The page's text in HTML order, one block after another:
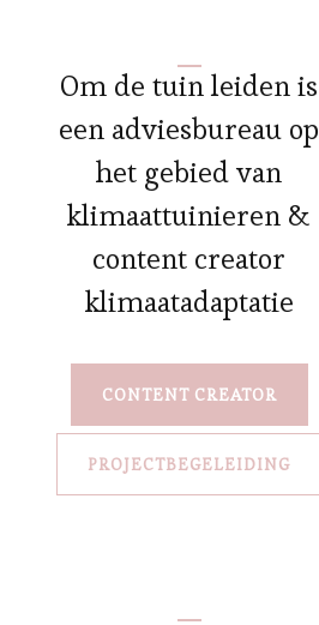
Om de tuin leiden is
een adviesbureau op
het gebied van
klimaattuinieren &
content creator
klimaatadaptatie
CONTENT CREATOR
PROJECTBEGELEIDING